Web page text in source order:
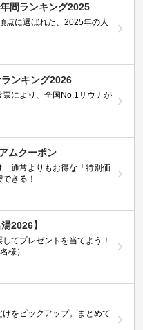
間ランキング2025
点に選ばれた、2025年の人
ンキング2026
により、全国No.1サウナが
ムクーポン
通常よりもお得な「特別価
きる！
2026】
てプレゼントを当てよう！
様）
をピックアップ。まとめて